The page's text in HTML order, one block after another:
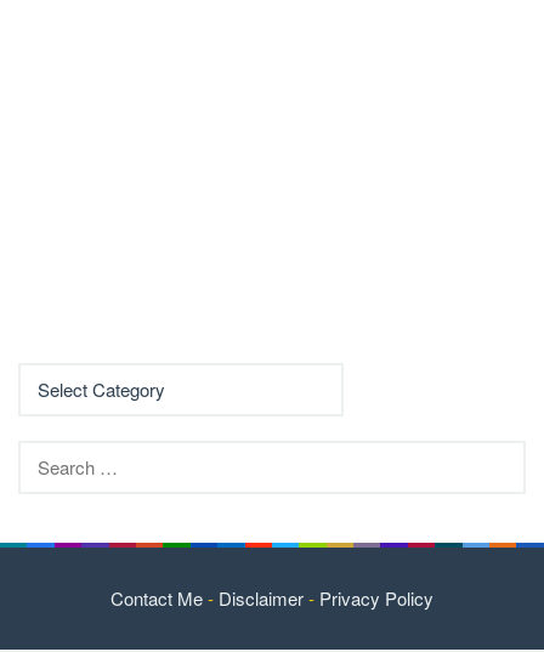
for:
Contact Me- Disclaimer- Privacy Policy